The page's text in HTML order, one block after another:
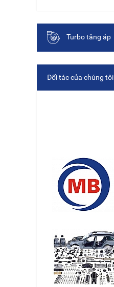
Turbo tăng áp
Đối tác của chúng tôi